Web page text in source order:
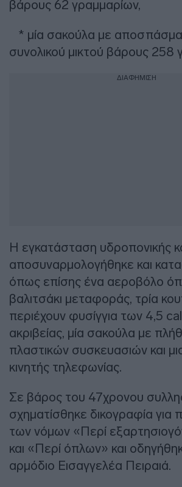
βάρους 62 γραμμαρίων,
* μία σακούλα με
συνολικού μικτού βάρους 258
ΔΙΑΦΗΜΙΣΗ
Η εγκατάσταση υδροπονικής
αποσυναρμολογήθηκε και
όπως επίσης ένα αεροβόλο
βαλιτσάκι μεταφοράς, τρία
περιέχουν φυσίγγια των 4,5
ακριβείας, μία σακούλα με
πλαστικών συσκευασιών και
κινητής τηλεφωνίας.
Σε βάρος του 47χρονου
σχηματίσθηκε δικογραφία για
των νόμων «Περί
και «Περί όπλων» και
αρμόδιο Εισαγγελέα Πειραιά.